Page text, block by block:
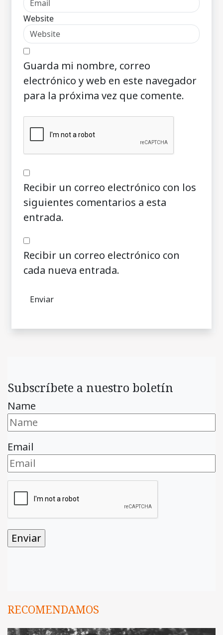
Website
Guarda mi nombre, correo
electrónico y web en este navegador
para la próxima vez que comente.
Recibir un correo electrónico con los
siguientes comentarios a esta
entrada.
Recibir un correo electrónico con
cada nueva entrada.
Subscríbete a nuestro boletín
Name
Email
RECOMENDAMOS